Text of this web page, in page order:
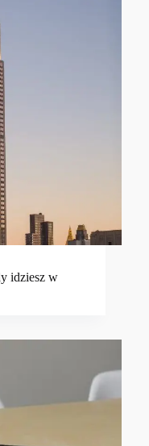
idziesz w